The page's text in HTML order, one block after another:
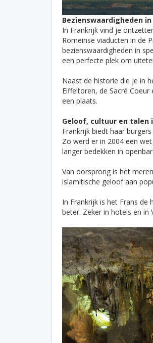
Bezienswaardigheden
In Frankrijk vind je
Romeinse viaducten in de
bezienswaardigheden in
een perfecte plek om
Naast de historie die je in
Eiffeltoren, de Sacré
een plaats.
Geloof, cultuur en talen
Frankrijk biedt haar
Zo werd er in 2004 een
langer bedekken in
Van oorsprong is het
islamitische geloof aan
In Frankrijk is het Frans
beter. Zeker in hotels en in